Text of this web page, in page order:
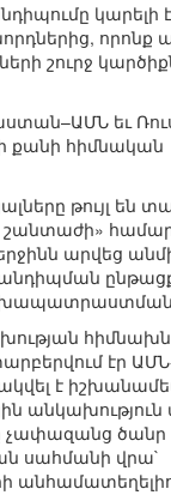
կարելի
որոնք
շուրջ
եւ
քանի հիմնական
թույլ են
շանտաժի»
արվեց
էր
է
չափազանց ծանր
սահմանի վրա`